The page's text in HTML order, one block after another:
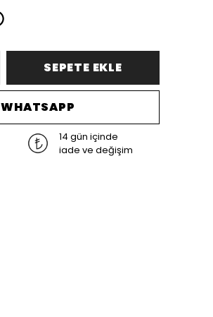
SEPETE EKLE
WHATSAPP
14 gün içinde
iade ve değişim